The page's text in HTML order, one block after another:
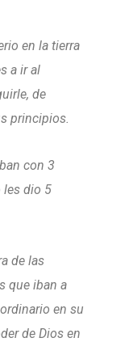
en la tierra
a ir al
de
principios.
con 3
les dio 5
de las
que iban a
en su
de Dios en